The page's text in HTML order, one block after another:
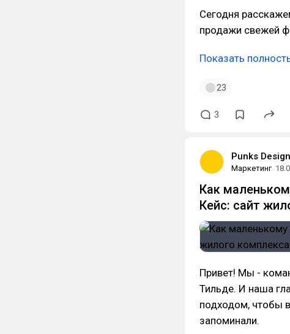
Сегодня
продажи свежей
Показать
23
3
Punks Design
Маркетинг
Как
Кейс: сайт
Привет! Мы -
Тильде. И наша
подходом, чтобы
запоминали.